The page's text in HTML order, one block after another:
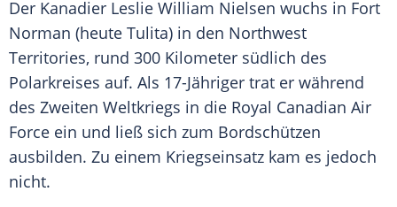
Der Kanadier Leslie William Nielsen wuchs in Fort
Norman (heute Tulita) in den Northwest
Territories, rund 300 Kilometer südlich des
Polarkreises auf. Als 17-Jähriger trat er während
des Zweiten Weltkriegs in die Royal Canadian Air
Force ein und ließ sich zum Bordschützen
ausbilden. Zu einem Kriegseinsatz kam es jedoch
nicht.